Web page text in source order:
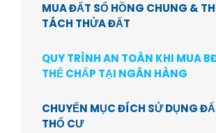
MUA ĐẤT SỔ HỒNG CHUNG &
TÁCH THỬA ĐẤT
QUY TRÌNH AN TOÀN KHI MUA
THẾ CHẤP TẠI NGÂN HÀNG
CHUYỂN MỤC ĐÍCH SỬ DỤNG
THỔ CƯ